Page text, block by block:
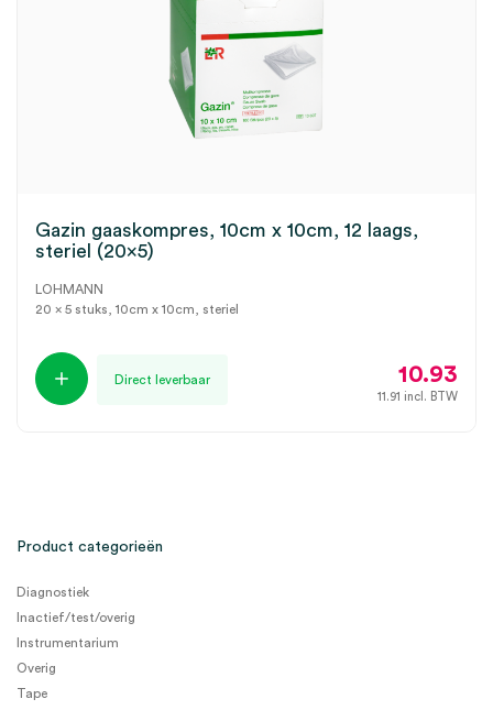
Gazin gaaskompres, 10cm x 10cm, 12 laags,
steriel (20×5)
LOHMANN
20 x 5 stuks, 10cm x 10cm, steriel
Direct leverbaar 10.93
11.91 incl. BTW
Product categorieën
Diagnostiek
Inactief/test/overig
Instrumentarium
Overig
Tape